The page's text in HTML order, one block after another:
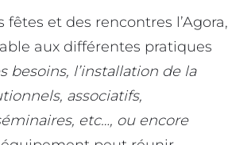
et des rencontres l’Agora,
aux différentes pratiques
besoins, l’installation de la
associatifs,
etc…, ou encore